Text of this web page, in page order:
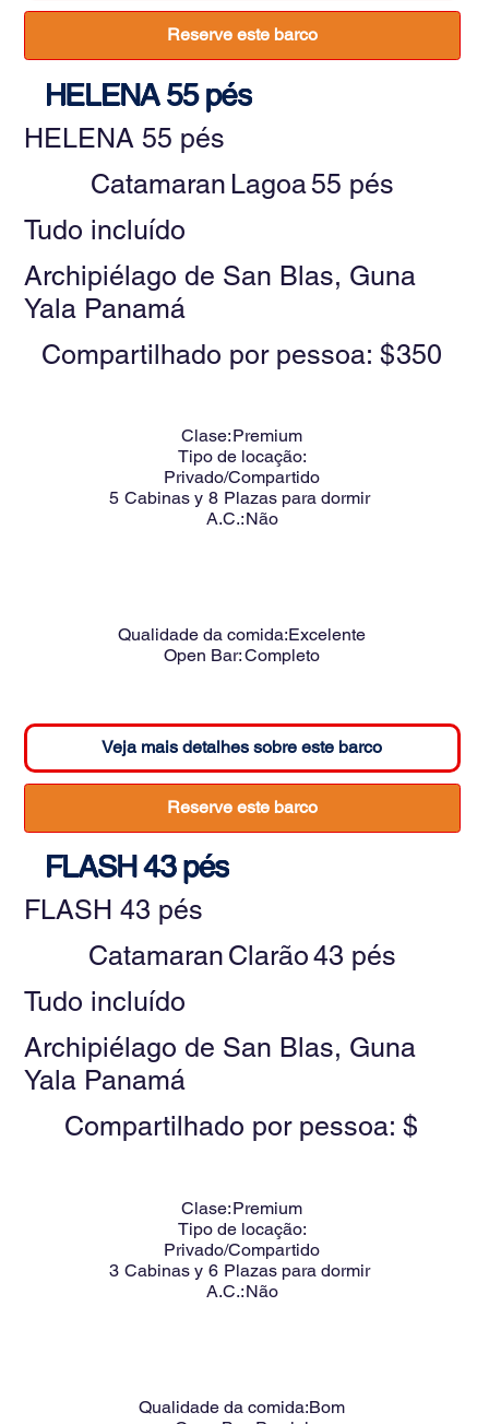
Reserve este barco
HELENA 55 pés
HELENA 55 pés
Catamaran Lagoa55 pés
Tudo incluído
Archipiélago de San Blas, Guna
Yala Panamá
Compartilhado por pessoa: $350
Clase:Premium
Tipo de locação:
Privado/Compartido
5 Cabinas y 8 Plazas para dormir
A.C.:Não
Qualidade da comida:Excelente
Open Bar:Completo
Veja mais detalhes sobre este barco
Reserve este barco
FLASH 43 pés
FLASH 43 pés
Catamaran Clarão43 pés
Tudo incluído
Archipiélago de San Blas, Guna
Yala Panamá
Compartilhado por pessoa: $
Clase:Premium
Tipo de locação:
Privado/Compartido
3 Cabinas y 6 Plazas para dormir
A.C.:Não
Qualidade da comida:Bom